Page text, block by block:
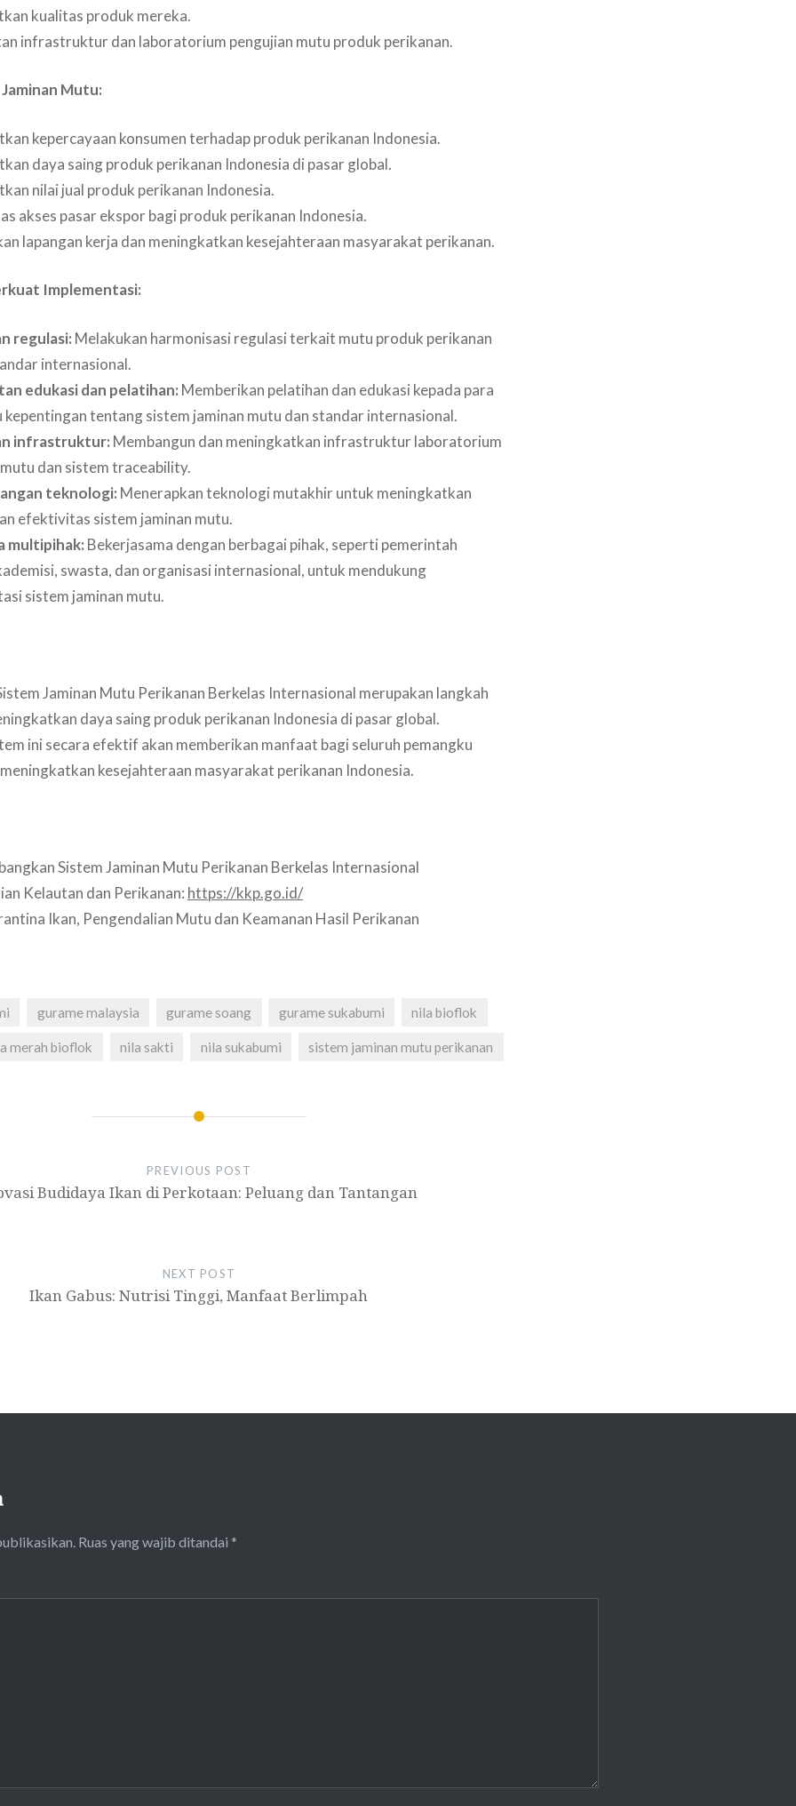
kualitas produk mereka.
infrastruktur dan laboratorium pengujian mutu produk perikanan.
Mutu:
kepercayaan konsumen terhadap produk perikanan Indonesia.
daya saing produk perikanan Indonesia di pasar global.
nilai jual produk perikanan Indonesia.
akses pasar ekspor bagi produk perikanan Indonesia.
lapangan kerja dan meningkatkan kesejahteraan masyarakat perikanan.
Implementasi:
regulasi: Melakukan harmonisasi regulasi terkait mutu produk perikanan
internasional.
edukasi dan pelatihan: Memberikan pelatihan dan edukasi kepada para
kepentingan tentang sistem jaminan mutu dan standar internasional.
infrastruktur: Membangun dan meningkatkan infrastruktur laboratorium
dan sistem traceability.
teknologi: Menerapkan teknologi mutakhir untuk meningkatkan
efektivitas sistem jaminan mutu.
multipihak: Bekerjasama dengan berbagai pihak, seperti pemerintah
swasta, dan organisasi internasional, untuk mendukung
sistem jaminan mutu.
Jaminan Mutu Perikanan Berkelas Internasional merupakan langkah
daya saing produk perikanan Indonesia di pasar global.
ini secara efektif akan memberikan manfaat bagi seluruh pemangku
kesejahteraan masyarakat perikanan Indonesia.
Sistem Jaminan Mutu Perikanan Berkelas Internasional
Kelautan dan Perikanan: https://kkp.go.id/
Ikan, Pengendalian Mutu dan Keamanan Hasil Perikanan
gurame malaysia gurame soang gurame sukabumi nila bioflok
merah bioflok nila sakti nila sukabumi sistem jaminan mutu perikanan
PREVIOUS POST
Budidaya Ikan di Perkotaan: Peluang dan Tantangan
NEXT POST
Ikan Gabus: Nutrisi Tinggi, Manfaat Berlimpah
Ruas yang wajib ditandai *